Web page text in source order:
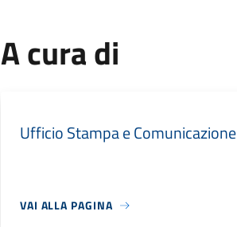
A cura di
Ufficio Stampa e Comunicazione
VAI ALLA PAGINA